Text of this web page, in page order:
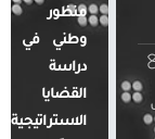
منظور
وطني في
دراسة
القضايا
الاستراتيجية